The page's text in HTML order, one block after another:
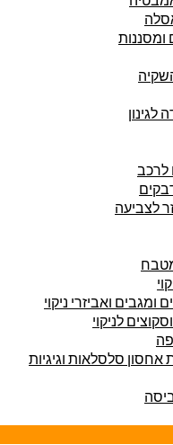
לגינון
לרכב
לצביעה
ומגבים ואביזרי ניקוי
לניקוי
אחסון סלסלאות וגיגיות